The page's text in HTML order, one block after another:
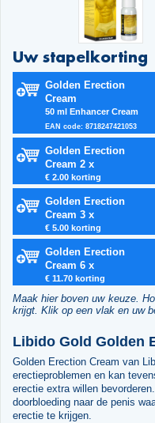
Uw stapelkorting
Golden Erection
Cream
50 ml Enhancer Cream
EAN code: 8718247421053
Golden Erection
Cream 2 x
€ 2.00 korting
Golden Erection
Cream 3 x
€ 5.00 korting
Golden Erection
Cream 6 x
€ 11.70 korting
Maak hier boven uw keuze.
krijgt. Klik op een vlak en uw
Libido Gold Golden
Golden Erection Cream van
erectieproblemen en kan
erectie extra willen
doorbloeding naar de penis
erectie te krijgen.